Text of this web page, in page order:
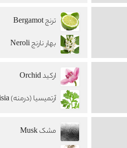
ترنج Bergamot
بهار نارنج Neroli
ارکید Orchid
آرتمیسیا (درمنه) Artemisia
مشک Musk